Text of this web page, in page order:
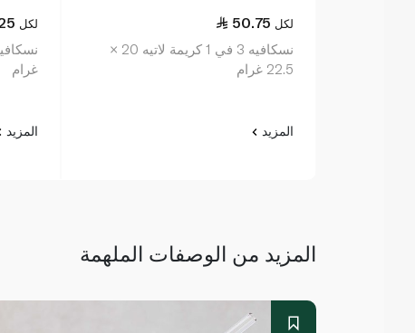
50.75 لكل
نسكافيه 3 في 1 كريمة لاتيه 20 ×
22.5 غرام
المزيد
لكل
غرام
المزيد
المزيد من الوصفات الملهمة